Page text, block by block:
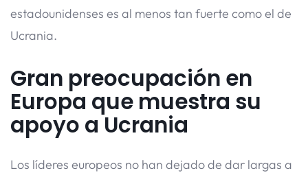
estadounidenses es al menos tan fuerte como el de
Ucrania.
Gran preocupación en
Europa que muestra su
apoyo a Ucrania
Los líderes europeos no han dejado de dar largas a